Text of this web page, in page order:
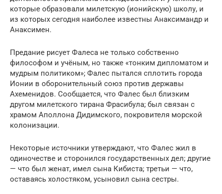
которые образовали милетскую (ионийскую) школу, и
из которых сегодня наиболее известны Анаксимандр и
Анаксимен.
Предание рисует Фалеса не только собственно
философом и учёным, но также «тонким дипломатом и
мудрым политиком»; Фалес пытался сплотить города
Ионии в оборонительный союз против державы
Ахеменидов. Сообщается, что Фалес был близким
другом милетского тирана Фрасибула; был связан с
храмом Аполлона Дидимского, покровителя морской
колонизации.
Некоторые источники утверждают, что Фалес жил в
одиночестве и сторонился государственных дел; другие
— что был женат, имел сына Кибиста; третьи — что,
оставаясь холостяком, усыновил сына сестры.